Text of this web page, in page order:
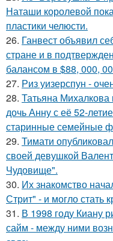
Наташи королевой
пластики челюсти.
26. Ганвест объявил
стране и в
балансом в $88, 000,
27. Риз уизерспун -
28. Татьяна
дочь Анну с её 52-
старинные семейные
29. Тимати
своей девушкой
Чудовище".
30. Их знакомство
Стрит" - и могло стать
31. В 1998 году Киану
сайм - между ними